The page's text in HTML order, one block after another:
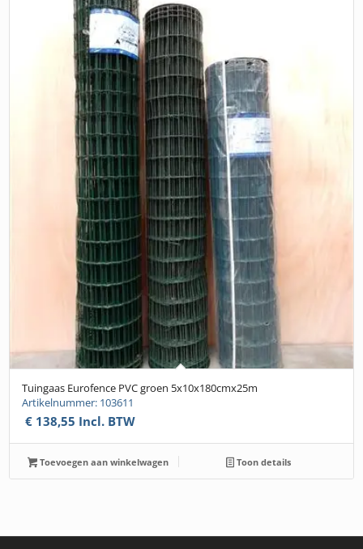
Tuingaas Eurofence PVC groen 5x10x180cmx25m
Artikelnummer: 103611
€ 138,55 Incl. BTW
Toevoegen aan winkelwagen Toon details